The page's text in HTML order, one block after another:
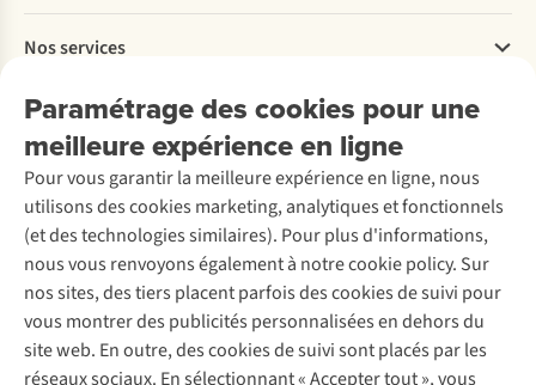
Paramétrage des cookies pour une
meilleure expérience en ligne
Pour vous garantir la meilleure expérience en ligne, nous
utilisons des cookies marketing, analytiques et fonctionnels
(et des technologies similaires). Pour plus d'informations,
nous vous renvoyons également à notre cookie policy. Sur
nos sites, des tiers placent parfois des cookies de suivi pour
vous montrer des publicités personnalisées en dehors du
site web. En outre, des cookies de suivi sont placés par les
réseaux sociaux. En sélectionnant « Accepter tout », vous
Payer
Livraison
Rétractation d'une commande
Entretien & réparations
Garantie
Contactez-nous
Explore More
À propos d’Ayacucho
Nos magasins
À propos d’A.S.Adventure
Déclaration d'accessibilité
Nos services
Location / Location sports d’hiver
Entretien de ski
Service de lavage
Entretien de chaussures
Réparation de chaussures
Réparation de vêtements
Retouches
Pour les entreprises
Découvrez
A.S.Magazine
Explore Camp
Gear Check
Expertise & conseils
Abonnez-vous à la newsletter
Suivez-nous